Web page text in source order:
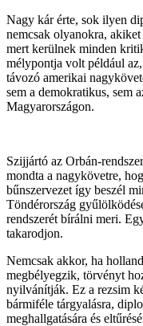
Nagy kár érte, sok ilyen
nemcsak olyanokra,
mert kerülnek minden
mélypontja volt például
távozó amerikai
sem a demokratikus, sem
Magyarországon.
Szijjártó az Orbán-
mondta a nagykövetre,
bűnszervezet így beszél
Töndérország
rendszerét bírálni meri.
takarodjon.
Nemcsak akkor, ha
megbélyegzik, törvényt
nyilvánítják. Ez a rezsim
bármiféle tárgyalásra,
meghallgatására és